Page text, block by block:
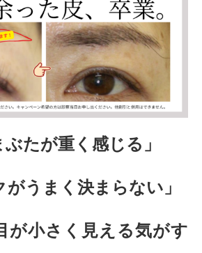
ぶたが重く感じる」
がうまく決まらない」
が小さく見える気がす